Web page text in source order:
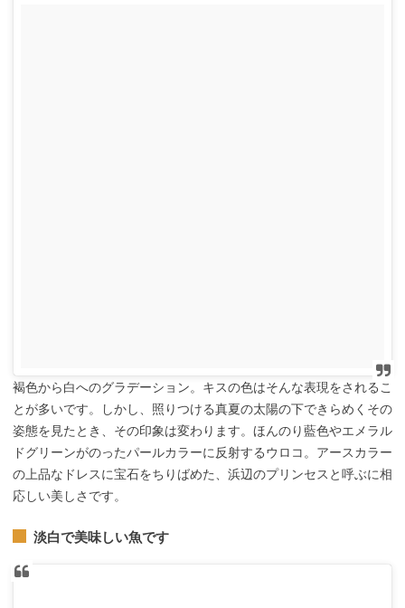
褐色から白へのグラデーション。キスの色はそんな表現をされるこ
とが多いです。しかし、照りつける真夏の太陽の下できらめくその
姿態を見たとき、その印象は変わります。ほんのり藍色やエメラル
ドグリーンがのったパールカラーに反射するウロコ。アースカラー
の上品なドレスに宝石をちりばめた、浜辺のプリンセスと呼ぶに相
応しい美しさです。
淡白で美味しい魚です